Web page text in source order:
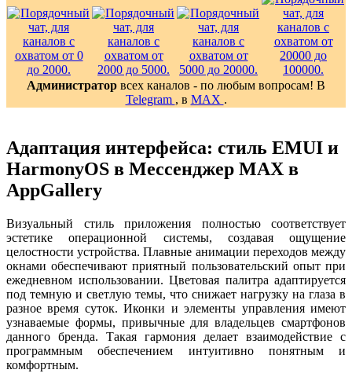
Администратор всех каналов - по любым вопросам! В
Telegram , в MAX .
Адаптация интерфейса: стиль EMUI и
HarmonyOS в Мессенджер MAX в
AppGallery
Визуальный стиль приложения полностью соответствует
эстетике операционной системы, создавая ощущение
целостности устройства. Плавные анимации переходов между
окнами обеспечивают приятный пользовательский опыт при
ежедневном использовании. Цветовая палитра адаптируется
под темную и светлую темы, что снижает нагрузку на глаза в
разное время суток. Иконки и элементы управления имеют
узнаваемые формы, привычные для владельцев смартфонов
данного бренда. Такая гармония делает взаимодействие с
программным обеспечением интуитивно понятным и
комфортным.